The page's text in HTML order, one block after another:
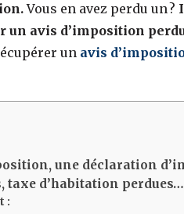
Vous en avez perdu un ?
un avis d’imposition
un avis
une déclaration
d’habitation
: